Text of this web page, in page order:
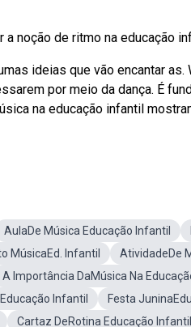
noção de ritmo na educação
ideias que vão encantar
por meio da dança. É
na educação infantil
AulaDe Música Educação Infantil
MúsicaEd. Infantil
AtividadeDe
A Importância DaMúsica Na
Infantil
Festa
Cartaz DeRotina Educação Infantil